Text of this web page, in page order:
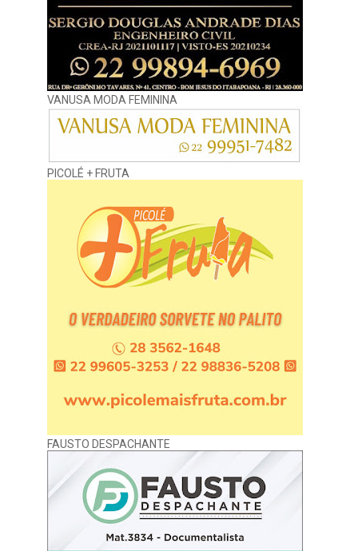
VANUSA MODA FEMININA
PICOLÉ + FRUTA
FAUSTO DESPACHANTE